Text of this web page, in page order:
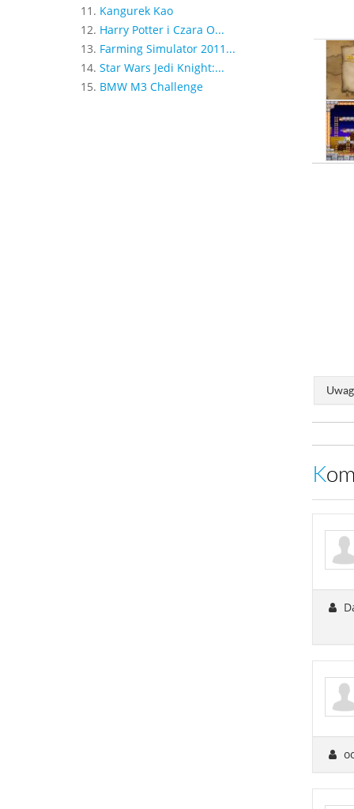
11. Kangurek Kao
12. Harry Potter i Czara O...
13. Farming Simulator 2011...
14. Star Wars Jedi Knight:...
15. BMW M3 Challenge